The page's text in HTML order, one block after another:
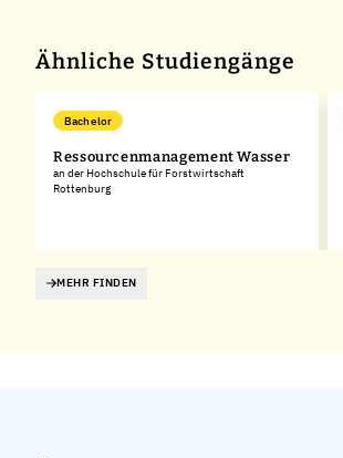
Ähnliche Studiengänge
Bachelor
Ressourcenmanagement Wasser
an der Hochschule für Forstwirtschaft
Rottenburg
MEHR FINDEN